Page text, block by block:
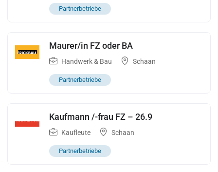
Partnerbetriebe
Maurer/in FZ oder BA
Handwerk & Bau Schaan
Partnerbetriebe
Kaufmann /-frau FZ – 26.9
Kaufleute Schaan
Partnerbetriebe